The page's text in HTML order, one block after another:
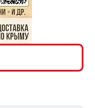
erid: 2SDnjdPjgYS